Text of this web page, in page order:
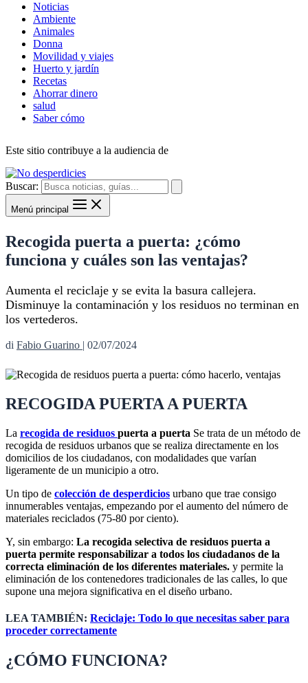
Noticias
Ambiente
Animales
Donna
Movilidad y viajes
Huerto y jardín
Recetas
Ahorrar dinero
salud
Saber cómo
Este sitio contribuye a la audiencia de
Buscar:
Menú principal
Recogida puerta a puerta: ¿cómo
funciona y cuáles son las ventajas?
Aumenta el reciclaje y se evita la basura callejera.
Disminuye la contaminación y los residuos no terminan en
los vertederos.
di Fabio Guarino | 02/07/2024
RECOGIDA PUERTA A PUERTA
La recogida de residuos puerta a puerta Se trata de un método de
recogida de residuos urbanos que se realiza directamente en los
domicilios de los ciudadanos, con modalidades que varían
ligeramente de un municipio a otro.
Un tipo de colección de desperdicios urbano que trae consigo
innumerables ventajas, empezando por el aumento del número de
materiales reciclados (75-80 por ciento).
Y, sin embargo: La recogida selectiva de residuos puerta a
puerta permite responsabilizar a todos los ciudadanos de la
correcta eliminación de los diferentes materiales. y permite la
eliminación de los contenedores tradicionales de las calles, lo que
supone una mejora significativa en el diseño urbano.
LEA TAMBIÉN: Reciclaje: Todo lo que necesitas saber para
proceder correctamente
¿CÓMO FUNCIONA?